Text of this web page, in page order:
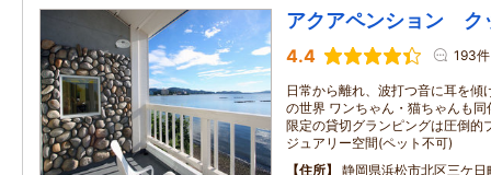
アクアペンション ク
4.4 193件
日常から離れ、波打つ音に耳を傾
の世界 ワンちゃん・猫ちゃんも
限定の貸切グランピングは圧倒的
ジュアリー空間(ペット不可)
住所
静岡県浜松市北区三ケ